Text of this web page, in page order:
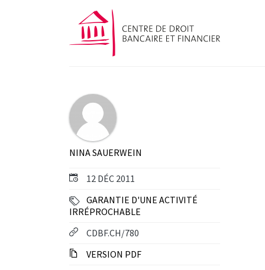
NINA SAUERWEIN
12 DÉC 2011
GARANTIE D'UNE ACTIVITÉ
IRRÉPROCHABLE
CDBF.CH/780
VERSION PDF